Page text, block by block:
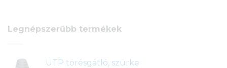
Legnépszerűbb termékek
UTP törésgátló, szürke